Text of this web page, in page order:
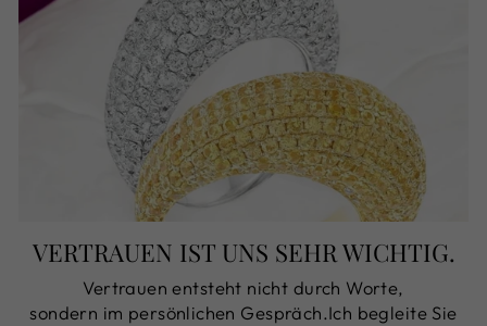
VERTRAUEN IST UNS SEHR WICHTIG.
Vertrauen entsteht nicht durch Worte,
sondern im persönlichen Gespräch.Ich begleite Sie